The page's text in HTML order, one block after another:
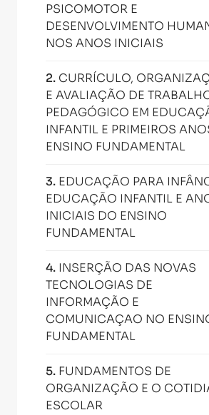
PSICOMOTOR E
DESENVOLVIMENTO
NOS ANOS INICIAIS
2. CURRÍCULO,
E AVALIAÇÃO DE
PEDAGÓGICO EM
INFANTIL E PRIMEIROS
ENSINO FUNDAMENTAL
3. EDUCAÇÃO PARA
EDUCAÇÃO INFANTIL E
INICIAIS DO ENSINO
FUNDAMENTAL
4. INSERÇÃO DAS NOVAS
TECNOLOGIAS DE
INFORMAÇÃO E
COMUNICAÇAO NO
FUNDAMENTAL
5. FUNDAMENTOS DE
ORGANIZAÇÃO E O
ESCOLAR